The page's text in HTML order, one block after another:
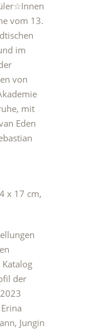
vom 13.
im
von
mit
Eden
x 17 cm,
der
Jungin